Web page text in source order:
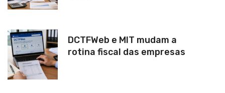
DCTFWeb e MIT mudam a
rotina fiscal das empresas